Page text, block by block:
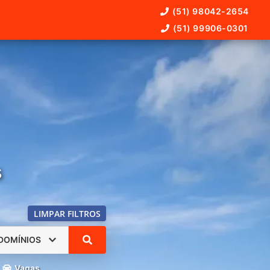
(51) 98042-2654
(51) 99906-0301
LIMPAR FILTROS
Vagas